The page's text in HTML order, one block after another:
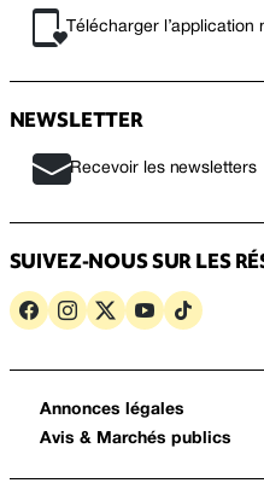
Télécharger l’application
NEWSLETTER
Recevoir les newsletters
SUIVEZ-NOUS SUR LES
Annonces légales
Avis & Marchés publics